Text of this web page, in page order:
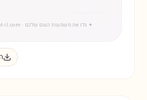
✦ גלו את משמעות השם שלכם · www.shmot-il.com